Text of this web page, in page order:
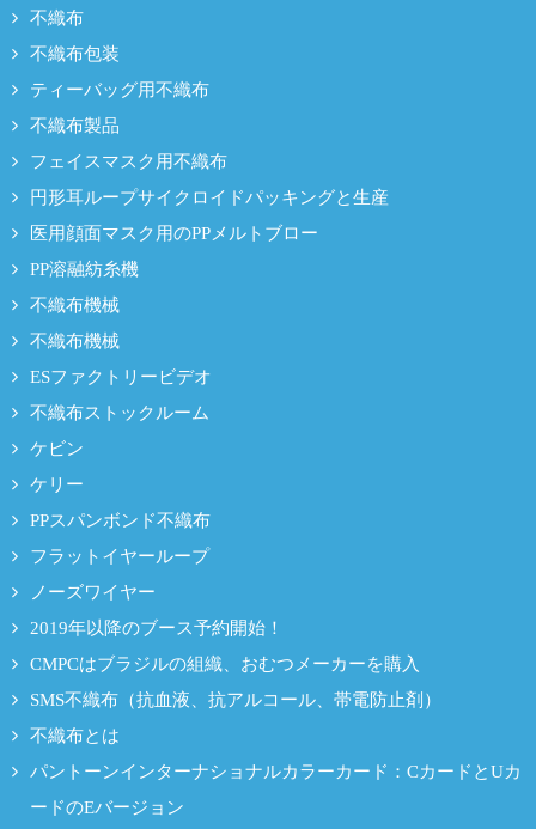
不織布
不織布包装
ティーバッグ用不織布
不織布製品
フェイスマスク用不織布
円形耳ループサイクロイドパッキングと生産
医用顔面マスク用のPPメルトブロー
PP溶融紡糸機
不織布機械
不織布機械
ESファクトリービデオ
不織布ストックルーム
ケビン
ケリー
PPスパンボンド不織布
フラットイヤーループ
ノーズワイヤー
2019年以降のブース予約開始！
CMPCはブラジルの組織、おむつメーカーを購入
SMS不織布（抗血液、抗アルコール、帯電防止剤）
不織布とは
パントーンインターナショナルカラーカード：CカードとUカ
ードのEバージョン